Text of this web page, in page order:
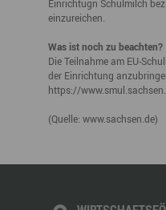
Einrichtugn Schulmilch
einzureichen.
Was ist noch zu beachten?
Die Teilnahme am EU-
der Einrichtung
https://
(Quelle: www.sachsen.de)